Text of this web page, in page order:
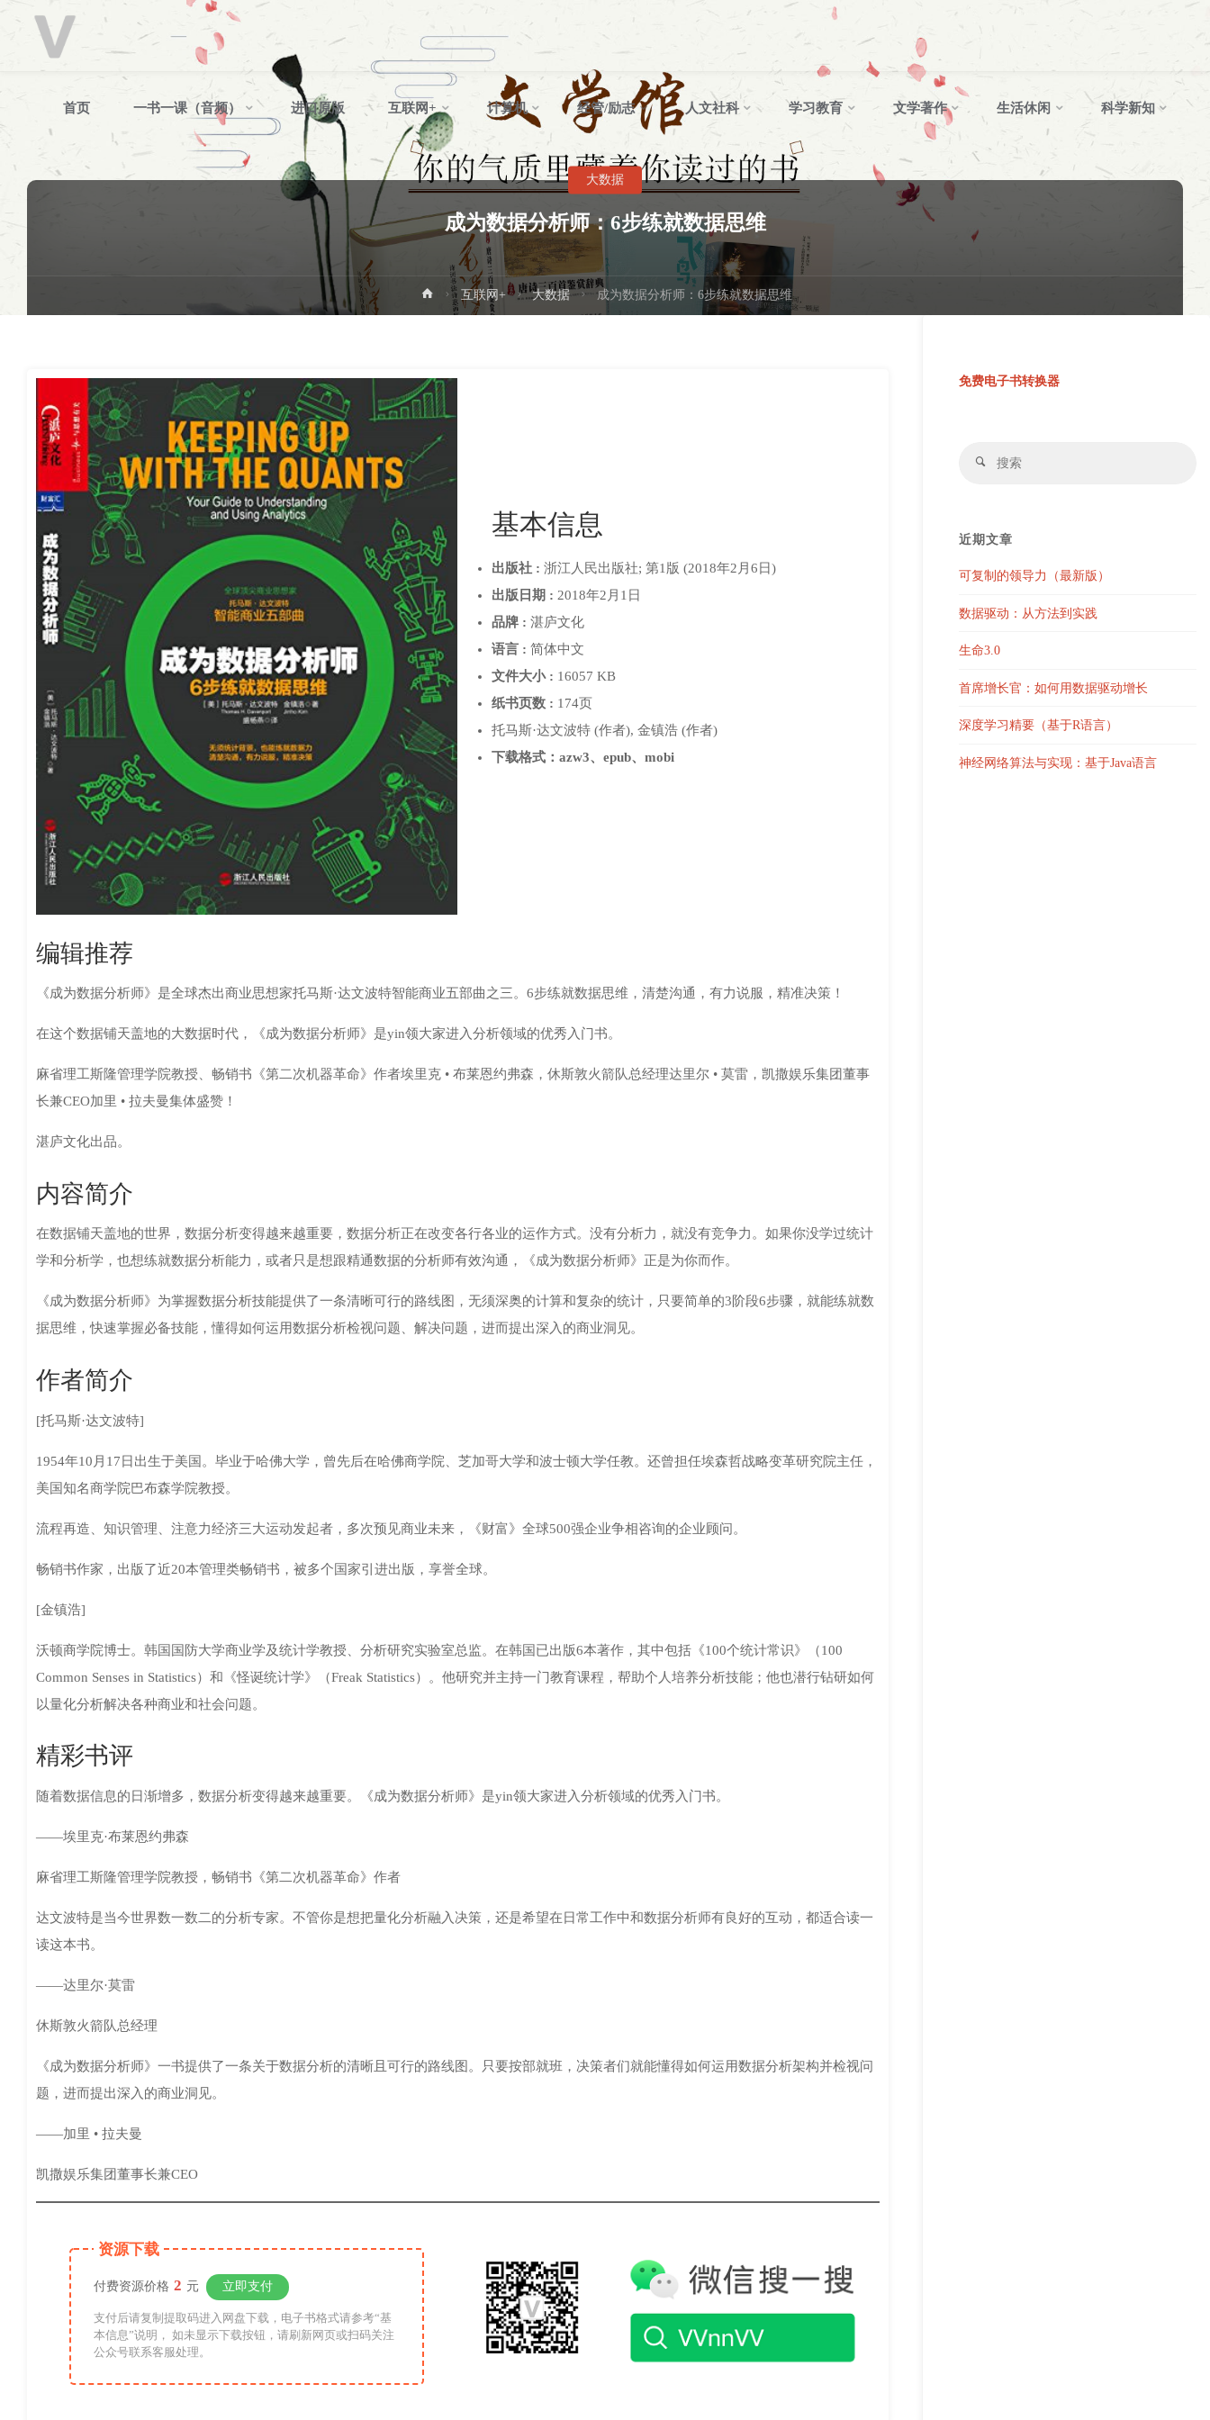
转
首页 一书一课（音频） 进口原版 互联网+ 计算机 经管/励志 人文社科 学习教育 文学著作 生活休闲 科学新知
成为数据分析师：6步练就数据思维
大数据
首
页
互联网+ 大数据 成为数据分析师：6步练就数据思维
基本信息
出版社 : 浙江人民出版社; 第1版 (2018年2月6日)
出版日期 : 2018年2月1日
品牌 : 湛庐文化
语言 : 简体中文
文件大小 : 16057 KB
纸书页数 : 174页
托马斯·达文波特 (作者), 金镇浩 (作者)
下载格式：azw3、epub、mobi
编辑推荐
《成为数据分析师》是全球杰出商业思想家托马斯·达文波特智能商业五部曲之三。6步练就数据思维，清楚沟通，有力说服，精准决策！
在这个数据铺天盖地的大数据时代，《成为数据分析师》是yin领大家进入分析领域的优秀入门书。
麻省理工斯隆管理学院教授、畅销书《第二次机器革命》作者埃里克 • 布莱恩约弗森，休斯敦火箭队总经理达里尔 • 莫雷，凯撒娱乐集团董事
长兼CEO加里 • 拉夫曼集体盛赞！
湛庐文化出品。
内容简介
在数据铺天盖地的世界，数据分析变得越来越重要，数据分析正在改变各行各业的运作方式。没有分析力，就没有竞争力。如果你没学过统计
学和分析学，也想练就数据分析能力，或者只是想跟精通数据的分析师有效沟通，《成为数据分析师》正是为你而作。
《成为数据分析师》为掌握数据分析技能提供了一条清晰可行的路线图，无须深奥的计算和复杂的统计，只要简单的3阶段6步骤，就能练就数
据思维，快速掌握必备技能，懂得如何运用数据分析检视问题、解决问题，进而提出深入的商业洞见。
作者简介
[托马斯·达文波特]
1954年10月17日出生于美国。毕业于哈佛大学，曾先后在哈佛商学院、芝加哥大学和波士顿大学任教。还曾担任埃森哲战略变革研究院主任，
美国知名商学院巴布森学院教授。
流程再造、知识管理、注意力经济三大运动发起者，多次预见商业未来，《财富》全球500强企业争相咨询的企业顾问。
畅销书作家，出版了近20本管理类畅销书，被多个国家引进出版，享誉全球。
[金镇浩]
沃顿商学院博士。韩国国防大学商业学及统计学教授、分析研究实验室总监。在韩国已出版6本著作，其中包括《100个统计常识》（100
Common Senses in Statistics）和《怪诞统计学》（Freak Statistics）。他研究并主持一门教育课程，帮助个人培养分析技能；他也潜行钻研如何
以量化分析解决各种商业和社会问题。
精彩书评
随着数据信息的日渐增多，数据分析变得越来越重要。《成为数据分析师》是yin领大家进入分析领域的优秀入门书。
——埃里克·布莱恩约弗森
麻省理工斯隆管理学院教授，畅销书《第二次机器革命》作者
达文波特是当今世界数一数二的分析专家。不管你是想把量化分析融入决策，还是希望在日常工作中和数据分析师有良好的互动，都适合读一
读这本书。
——达里尔·莫雷
休斯敦火箭队总经理
《成为数据分析师》一书提供了一条关于数据分析的清晰且可行的路线图。只要按部就班，决策者们就能懂得如何运用数据分析架构并检视问
题，进而提出深入的商业洞见。
——加里 • 拉夫曼
凯撒娱乐集团董事长兼CEO
资源下载
付费资源价格 2 元 立即支付
支付后请复制提取码进入网盘下载，电子书格式请参考“基
本信息”说明， 如未显示下载按钮，请刷新网页或扫码关注
公众号联系客服处理。
免费电子书转换器
搜
近期文章
可复制的领导力（最新版）
数据驱动：从方法到实践
生命3.0
首席增长官：如何用数据驱动增长
深度学习精要（基于R语言）
神经网络算法与实现：基于Java语言